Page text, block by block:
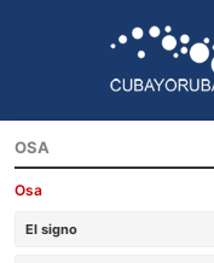
OSA
Osa
El signo